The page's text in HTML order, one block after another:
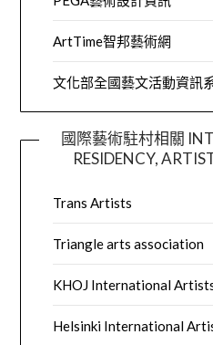
ArtTime智邦藝術網
文化部全國藝文活動資訊
國際藝術駐村相關
RESIDENCY,
Trans Artists
Triangle arts association
KHOJ International
Helsinki International